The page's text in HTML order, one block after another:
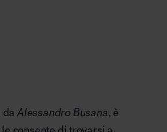
daAlessandro Busana, è